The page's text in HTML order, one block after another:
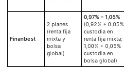
Finanbest
2 planes
(renta fija
mixta y
bolsa
global)
0,97% – 1,05%
(0,92% + 0,05%
custodia en
renta fija mixta;
1,00% + 0,05%
custodia en
bolsa global)